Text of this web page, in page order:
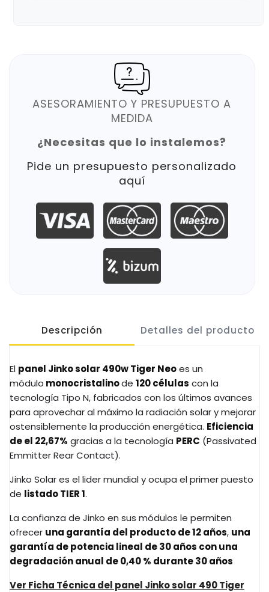
ASESORAMIENTO Y PRESUPUESTO A
MEDIDA
¿Necesitas que lo instalemos?
Pide un presupuesto personalizado
aquí
Descripción Detalles del producto
El panel Jinko solar 490w Tiger Neoes un
módulo monocristalinode 120células con la
tecnología Tipo N, fabricados con los últimos avances
para aprovechar al máximo la radiación solar y mejorar
ostensiblemente la producción energética. Eficiencia
deel 22,67% gracias a la tecnología PERC (Passivated
Emmitter Rear Contact).
Jinko Solar es el lider mundial y ocupa el primer puesto
de listado TIER 1.
La confianza de Jinko en sus módulos le permiten
ofrecer una garantía del producto de 12 años, una
garantía de potencia lineal de 30 años con una
degradación anual de 0,40 % durante 30 años
Ver Ficha Técnica del panel Jinko solar 490 Tiger